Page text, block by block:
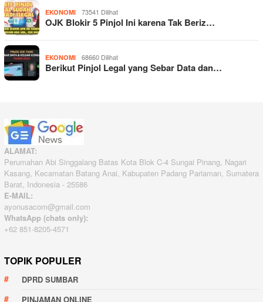
EKONOMI 73541 Dilihat
OJK Blokir 5 Pinjol Ini karena Tak Beriz…
EKONOMI 68660 Dilihat
Berikut Pinjol Legal yang Sebar Data dan…
ALAMAT:
Perumahan Abi Singgalang Batas Kota Blok C-4 Sungai Pinang, Nagari
Kasang, Kecamatan Batang Anai, Kabupaten Padang Pariaman, Sumatera
Barat, Indonesia - 25586
E-MAIL:
ayonusacom@gmail.com
WhatsApp (chats only):
+62 851-8205-4571
TOPIK POPULER
DPRD SUMBAR
PINJAMAN ONLINE